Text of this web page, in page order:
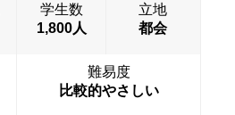
学生数
1,800人
立地
都会
難易度
比較的やさしい